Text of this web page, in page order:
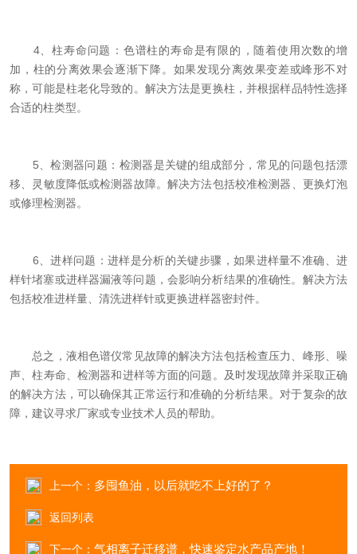
4、柱寿命问题：色谱柱的寿命是有限的，随着使用次数的增
加，柱的分离效果会逐渐下降。如果发现分离效果变差或峰形不对
称，可能是柱老化导致的。解决方法是更换柱，并根据样品特性选择
合适的柱类型。
5、检测器问题：检测器是关键的组成部分，常见的问题包括漂
移、灵敏度降低或检测器故障。解决方法包括校准检测器、更换灯泡
或修理检测器。
6、进样问题：进样是分析的关键步骤，如果进样量不准确、进
样针堵塞或进样器漏液等问题，会影响分析结果的准确性。解决方法
包括校准进样量、清洗进样针或更换进样器密封件。
总之，液相色谱仪常见故障的解决方法包括检查压力、峰形、噪
声、柱寿命、检测器和进样等方面的问题。及时发现故障并采取正确
的解决方法，可以确保其正常运行和准确的分析结果。对于复杂的故
障，建议寻求厂家或专业技术人员的帮助。
上一个： 多囤鱼油，以后就吃不上好的了？
返回列表
下一个： 气相离子迁移谱，快速鉴定水产品产地！